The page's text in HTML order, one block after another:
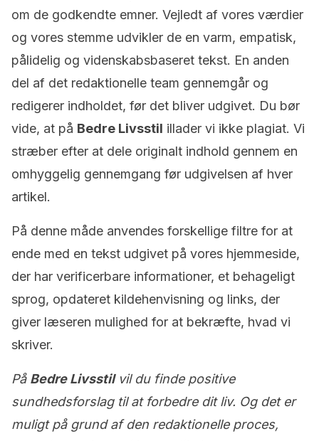
om de godkendte emner. Vejledt af vores værdier
og vores stemme udvikler de en varm, empatisk,
pålidelig og videnskabsbaseret tekst. En anden
del af det redaktionelle team gennemgår og
redigerer indholdet, før det bliver udgivet. Du bør
vide, at på Bedre Livsstil illader vi ikke plagiat. Vi
stræber efter at dele originalt indhold gennem en
omhyggelig gennemgang før udgivelsen af hver
artikel.
På denne måde anvendes forskellige filtre for at
ende med en tekst udgivet på vores hjemmeside,
der har verificerbare informationer, et behageligt
sprog, opdateret kildehenvisning og links, der
giver læseren mulighed for at bekræfte, hvad vi
skriver.
På Bedre Livsstilvil du finde positive
sundhedsforslag til at forbedre dit liv. Og det er
muligt på grund af den redaktionelle proces,